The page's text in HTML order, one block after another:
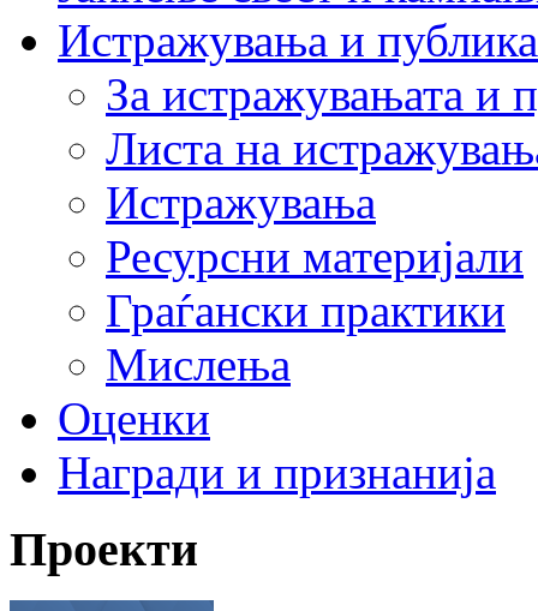
Истражувања и
За истражувањата и
Листа на
Истражувања
Ресурсни материјали
Граѓански практики
Мислења
Оценки
Награди и признанија
Проекти